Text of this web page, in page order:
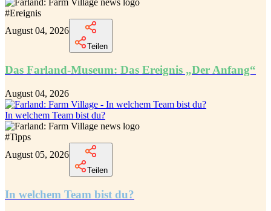
#Ereignis
August 04, 2026
Teilen
Das Farland-Museum: Das Ereignis „Der Anfang“
August 04, 2026
In welchem Team bist du?
#Tipps
August 05, 2026
Teilen
In welchem Team bist du?